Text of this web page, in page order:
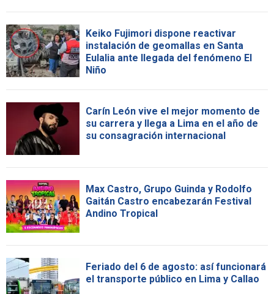
Keiko Fujimori dispone reactivar
instalación de geomallas en Santa
Eulalia ante llegada del fenómeno El
Niño
Carín León vive el mejor momento de
su carrera y llega a Lima en el año de
su consagración internacional
Max Castro, Grupo Guinda y Rodolfo
Gaitán Castro encabezarán Festival
Andino Tropical
Feriado del 6 de agosto: así funcionará
el transporte público en Lima y Callao